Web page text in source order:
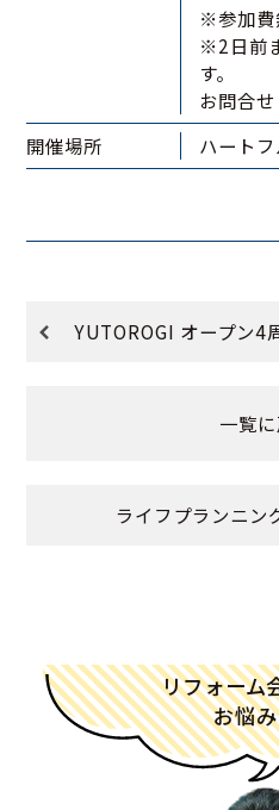
※参加費
※2日前
す。
お問合
開催場所
ハート
YUTOROGI オープン
一覧
ライフプランニン
リフォーム
お悩